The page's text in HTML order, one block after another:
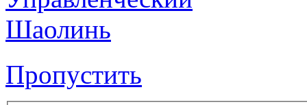
Пропустить